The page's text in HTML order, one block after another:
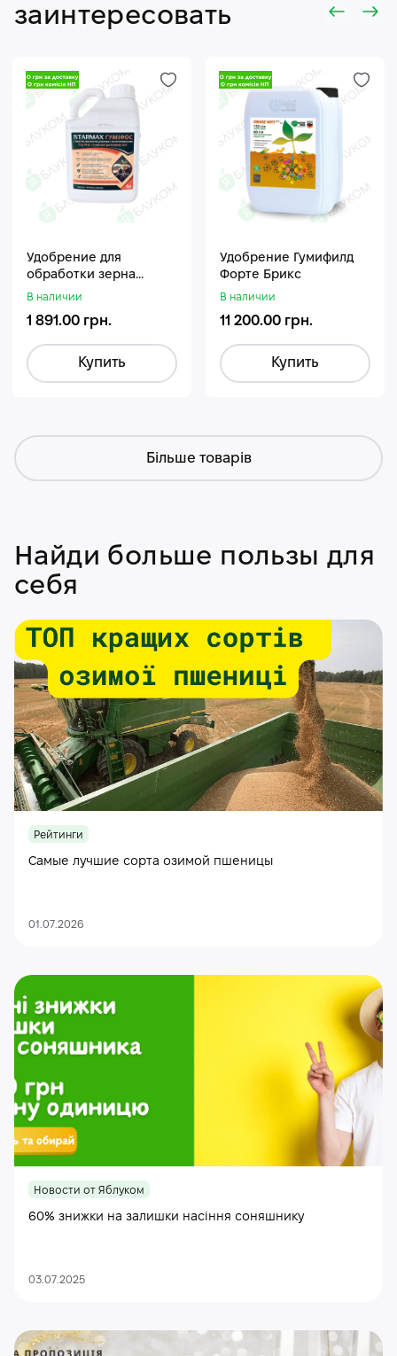
заинтересовать
Удобрение для
обработки зерна
Стармакс Гумифос
В наличии
1 891.00 грн.
Купить
Удобрение Гумифилд
Форте Брикс
В наличии
11 200.00 грн.
Купить
Більше товарів
Найди больше пользы для
себя
Рейтинги
Самые лучшие сорта озимой пшеницы
01.07.2026
Новости от Яблуком
60% знижки на залишки насіння соняшнику
03.07.2025